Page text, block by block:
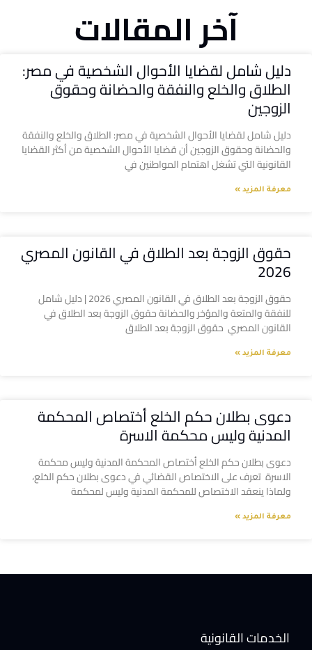
آخر المقالات
دليل شامل لقضايا الأحوال الشخصية في مصر:
الطلاق والخلع والنفقة والحضانة وحقوق
الزوجين
دليل شامل لقضايا الأحوال الشخصية في مصر: الطلاق والخلع والنفقة
والحضانة وحقوق الزوجين أن قضايا الأحوال الشخصية من أكثر القضايا
القانونية التي تشغل اهتمام المواطنين في
معرفة المزيد »
حقوق الزوجة بعد الطلاق في القانون المصري
2026
حقوق الزوجة بعد الطلاق في القانون المصري 2026 | دليل شامل
للنفقة والمتعة والمؤخر والحضانة حقوق الزوجة بعد الطلاق في
القانون المصري حقوق الزوجة بعد الطلاق
معرفة المزيد »
دعوى بطلان حكم الخلع أختصاص المحكمة
المدنية وليس محكمة الاسرة
دعوى بطلان حكم الخلع أختصاص المحكمة المدنية وليس محكمة
الاسرة تعرف على الاختصاص القضائي في دعوى بطلان حكم الخلع،
ولماذا ينعقد الاختصاص للمحكمة المدنية وليس لمحكمة
معرفة المزيد »
الخدمات القانونية